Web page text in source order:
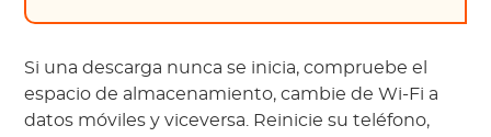
Si una descarga nunca se inicia, compruebe el
espacio de almacenamiento, cambie de Wi-Fi a
datos móviles y viceversa. Reinicie su teléfono,